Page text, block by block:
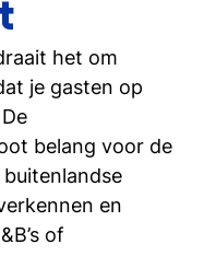
Tio te
1-gesprek
bij Tio
het om
je gasten op
belang voor de
en
of